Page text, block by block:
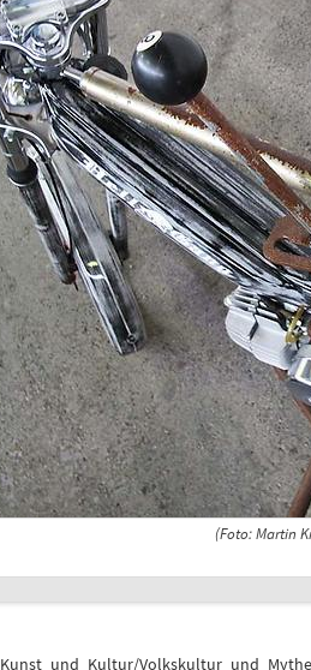
(Foto: Martin
Kunst_und_Kultur/